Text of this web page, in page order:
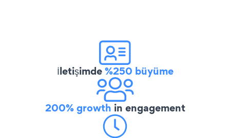
İletişimde%250 büyüme
200% growth in engagement